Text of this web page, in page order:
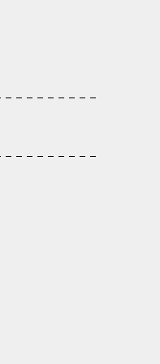
- - - - - - - - -
- - - - - - - - -